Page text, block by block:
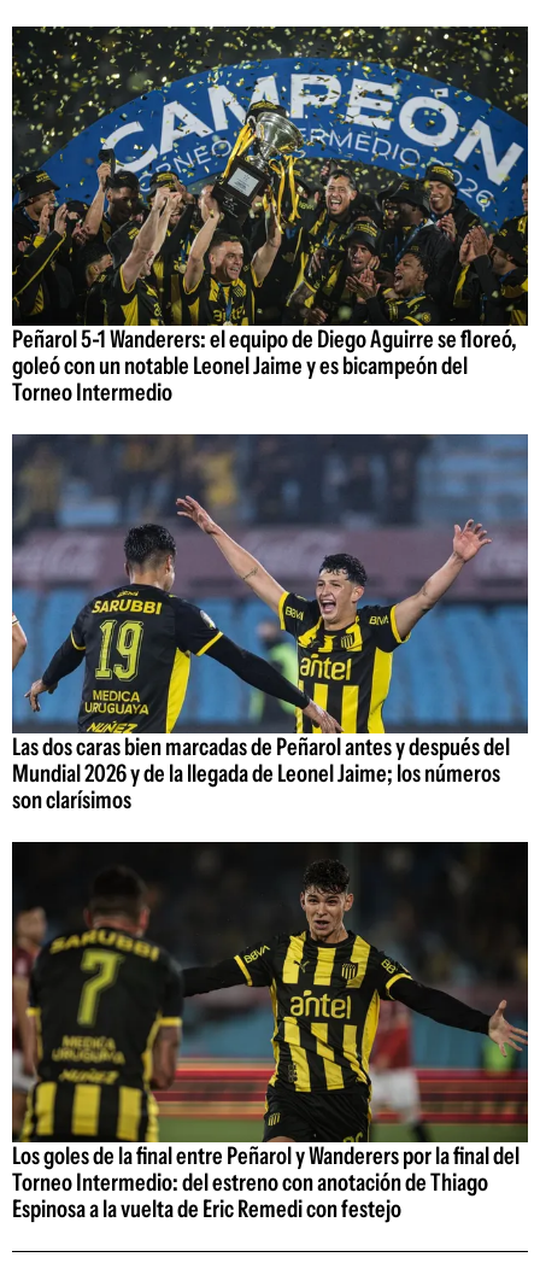
Peñarol 5-1 Wanderers: el equipo de Diego Aguirre se floreó,
goleó con un notable Leonel Jaime y es bicampeón del
Torneo Intermedio
Las dos caras bien marcadas de Peñarol antes y después del
Mundial 2026 y de la llegada de Leonel Jaime; los números
son clarísimos
Los goles de la final entre Peñarol y Wanderers por la final del
Torneo Intermedio: del estreno con anotación de Thiago
Espinosa a la vuelta de Eric Remedi con festejo